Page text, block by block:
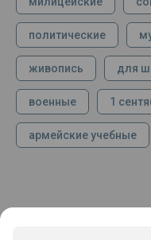
политические
живопись для
военные 1
армейские учебные